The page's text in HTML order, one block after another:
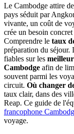
Le Cambodge attire
pays séduit par
vivante, un coût de
crée un besoin
Comprendre le taux
préparation du séjour.
fiables sur les
Cambodge afin de
souvent parmi les
circuit. Où changer
taux clair, dans des
Reap. Ce guide de
francophone
voyage.